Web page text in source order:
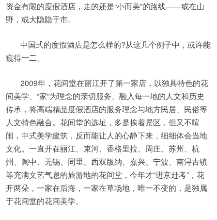
资金有限的度假酒店，走的还是“小而美”的路线——或在山
野，或大隐隐于市。
中国式的度假酒店是怎么样的?从这几个例子中，或许能
窥得一二。
2009年，花间堂在丽江开了第一家店，以独具特色的花
间美学、“家”为理念的亲切服务、融入每一地的人文和历史
传承，将高端精品度假酒店的服务理念与地方民居、民俗等
人文特色融合。花间堂的选址，多是挨着景区，但又不喧
闹，中式美学建筑，反而能让人的心静下来，细细体会当地
文化。一直开在丽江、束河、香格里拉、周庄、苏州、杭
州、阆中、无锡、同里、西双版纳、嘉兴、宁波、南浔古镇
等充满文艺气息的旅游地的花间堂，今年才“进京赶考”，花
开两朵，一家在后海，一家在草场地，唯一不变的，是独属
于花间堂的花间美学。